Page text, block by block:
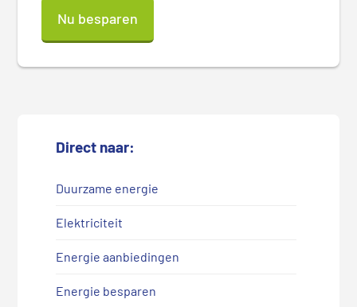
Nu besparen
Direct naar:
Duurzame energie
Elektriciteit
Energie aanbiedingen
Energie besparen